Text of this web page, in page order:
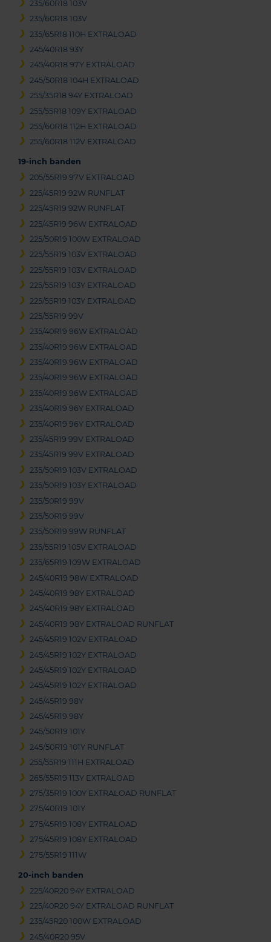
235/60R18 103V
235/60R18 103V
235/65R18 110H EXTRALOAD
245/40R18 93Y
245/40R18 97Y EXTRALOAD
245/50R18 104H EXTRALOAD
255/35R18 94Y EXTRALOAD
255/55R18 109Y EXTRALOAD
255/60R18 112H EXTRALOAD
255/60R18 112V EXTRALOAD
19-inch banden
205/55R19 97V EXTRALOAD
225/45R19 92W RUNFLAT
225/45R19 92W RUNFLAT
225/45R19 96W EXTRALOAD
225/50R19 100W EXTRALOAD
225/55R19 103V EXTRALOAD
225/55R19 103V EXTRALOAD
225/55R19 103Y EXTRALOAD
225/55R19 103Y EXTRALOAD
225/55R19 99V
235/40R19 96W EXTRALOAD
235/40R19 96W EXTRALOAD
235/40R19 96W EXTRALOAD
235/40R19 96W EXTRALOAD
235/40R19 96W EXTRALOAD
235/40R19 96Y EXTRALOAD
235/40R19 96Y EXTRALOAD
235/45R19 99V EXTRALOAD
235/45R19 99V EXTRALOAD
235/50R19 103V EXTRALOAD
235/50R19 103Y EXTRALOAD
235/50R19 99V
235/50R19 99V
235/50R19 99W RUNFLAT
235/55R19 105V EXTRALOAD
235/65R19 109W EXTRALOAD
245/40R19 98W EXTRALOAD
245/40R19 98Y EXTRALOAD
245/40R19 98Y EXTRALOAD
245/40R19 98Y EXTRALOAD RUNFLAT
245/45R19 102V EXTRALOAD
245/45R19 102Y EXTRALOAD
245/45R19 102Y EXTRALOAD
245/45R19 102Y EXTRALOAD
245/45R19 98Y
245/45R19 98Y
245/50R19 101Y
245/50R19 101Y RUNFLAT
255/55R19 111H EXTRALOAD
265/55R19 113Y EXTRALOAD
275/35R19 100Y EXTRALOAD RUNFLAT
275/40R19 101Y
275/45R19 108Y EXTRALOAD
275/45R19 108Y EXTRALOAD
275/55R19 111W
20-inch banden
225/40R20 94Y EXTRALOAD
225/40R20 94Y EXTRALOAD RUNFLAT
235/45R20 100W EXTRALOAD
245/40R20 95V